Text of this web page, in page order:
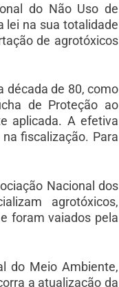
do Não Uso de
lei na sua totalidade
de agrotóxicos
década de 80, como
de Proteção ao
aplicada. A efetiva
fiscalização. Para
Nacional dos
agrotóxicos,
foram vaiados pela
do Meio Ambiente,
a atualização da